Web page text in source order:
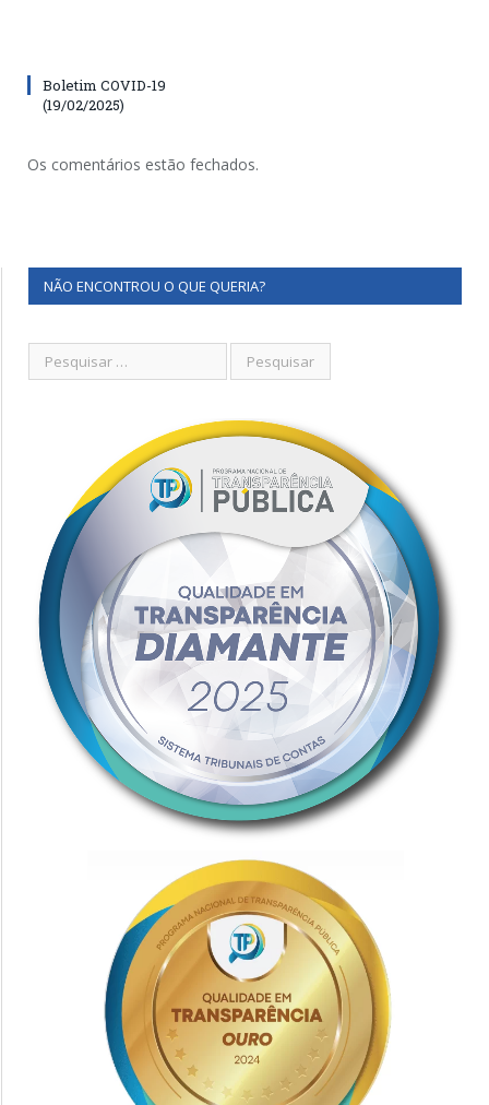
Boletim COVID-19
(19/02/2025)
Os comentários estão fechados.
NÃO ENCONTROU O QUE QUERIA?